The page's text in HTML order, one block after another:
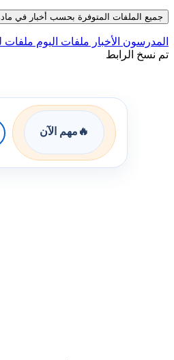
جميع الملفات المتوفرة بحسب أخبار في مادة
المدرسون الأخبار ملفات اليوم ملفات
تم نسخ الرابط
🔥 مهم الآن